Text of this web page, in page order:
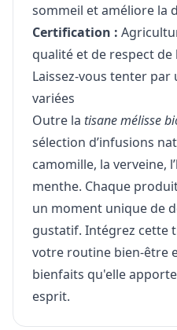
sommeil et améliore la
Certification :
qualité et de respect
Laissez-vous tenter par
variées
Outre la tisane mélisse
sélection d’infusions
camomille, la verveine,
menthe. Chaque
un moment unique de
gustatif. Intégrez cette
votre routine bien-être
bienfaits qu'elle
esprit.